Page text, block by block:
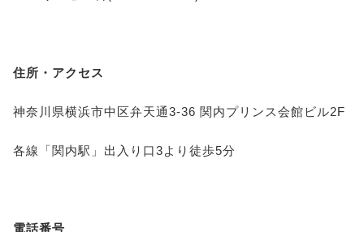
住所・アクセス
神奈川県横浜市中区弁天通3-36 関内プリンス会館ビル2F
各線「関内駅」出入り口3より徒歩5分
電話番号